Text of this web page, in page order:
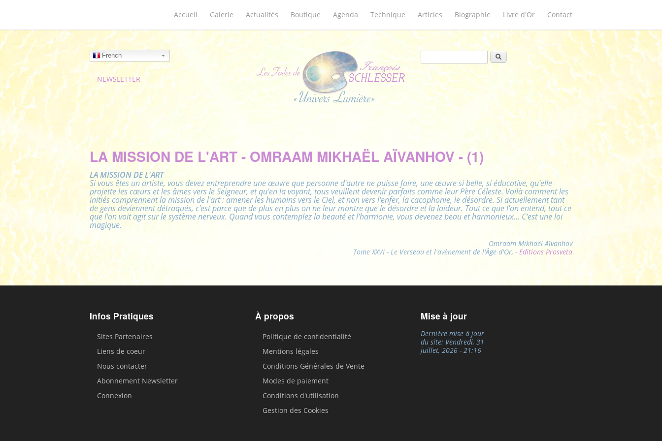
Accueil Galerie Actualités Boutique Agenda Technique Articles Biographie Livre d'Or Contact
French
NEWSLETTER
Formulaire de recherche
Rechercher
LA MISSION DE L'ART - OMRAAM MIKHAËL AÏVANHOV - (1)
LA MISSION DE L'ART
Si vous êtes un artiste, vous devez entreprendre une œuvre que personne d'autre ne puisse faire, une œuvre si belle, si éducative, qu'elle
projette les cœurs et les âmes vers le Seigneur, et qu'en la voyant, tous veuillent devenir parfaits comme leur Père Céleste. Voilà comment les
initiés comprennent la mission de l'art : amener les humains vers le Ciel, et non vers l'enfer, la cacophonie, le désordre. Si actuellement tant
de gens deviennent détraqués, c'est parce que de plus en plus on ne leur montre que le désordre et la laideur. Tout ce que l'on entend, tout ce
que l'on voit agit sur le système nerveux. Quand vous contemplez la beauté et l'harmonie, vous devenez beau et harmonieux... C'est une loi
magique.
Omraam Mikhaël Aïvanhov
Tome XXVI - Le Verseau et l'avènement de l'Âge d'Or, - Editions Prosveta
Infos Pratiques
Sites Partenaires
Liens de coeur
Nous contacter
Abonnement Newsletter
Connexion
À propos
Politique de confidentialité
Mentions légales
Conditions Générales de Vente
Modes de paiement
Conditions d'utilisation
Gestion des Cookies
Mise à jour
Dernière mise à jour
du site: Vendredi, 31
juillet, 2026 - 21:16